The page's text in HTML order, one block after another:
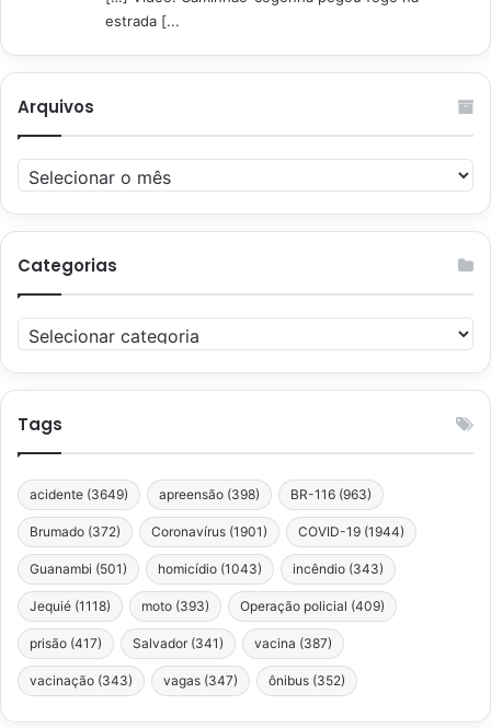
estrada [...
Arquivos
Arquivos
Categorias
Categorias
Tags
acidente (3649) apreensão (398) BR-116 (963)
Brumado (372) Coronavírus (1901) COVID-19 (1944)
Guanambi (501) homicídio (1043) incêndio (343)
Jequié (1118) moto (393) Operação policial (409)
prisão (417) Salvador (341) vacina (387)
vacinação (343) vagas (347) ônibus (352)